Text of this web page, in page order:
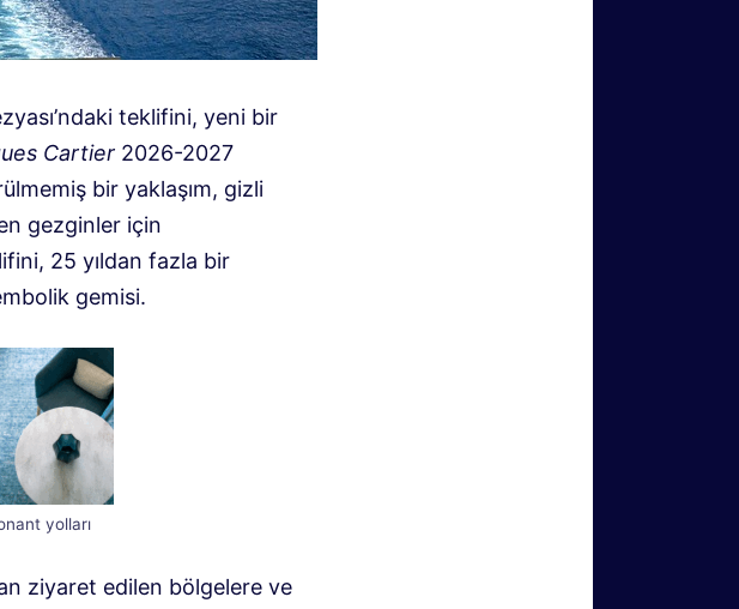
teklifini, yeni bir
Cartier 2026-2027
bir yaklaşım, gizli
gezginler için
25 yıldan fazla bir
gemisi.
yolları
ziyaret edilen bölgelere ve